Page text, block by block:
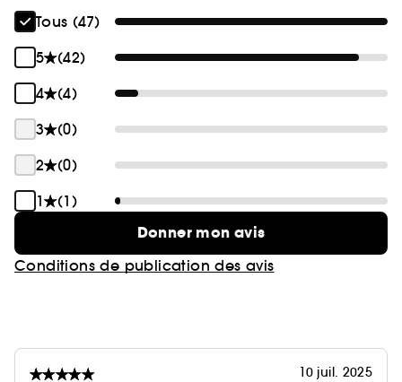
Tous (47)
5
(42)
4
(4)
3
(0)
2
(0)
1
(1)
Donner mon avis
Conditions de publication des avis
10 juil. 2025